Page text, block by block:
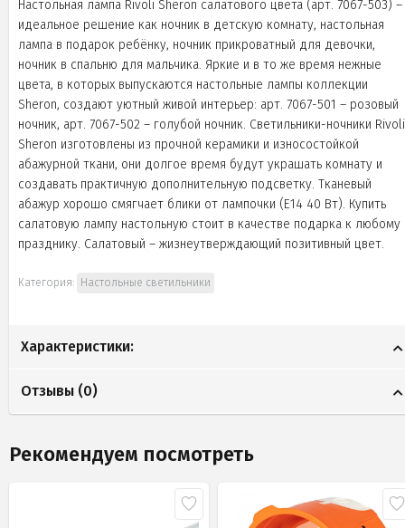
Настольная лампа Rivoli Sheron салатового цвета (арт. 7067-503) –
идеальное решение как ночник в детскую комнату, настольная
лампа в подарок ребёнку, ночник прикроватный для девочки,
ночник в спальню для мальчика. Яркие и в то же время нежные
цвета, в которых выпускаются настольные лампы коллекции
Sheron, создают уютный живой интерьер: арт. 7067-501 – розовый
ночник, арт. 7067-502 – голубой ночник. Светильники-ночники Rivoli
Sheron изготовлены из прочной керамики и износостойкой
абажурной ткани, они долгое время будут украшать комнату и
создавать практичную дополнительную подсветку. Тканевый
абажур хорошо смягчает блики от лампочки (Е14 40 Вт). Купить
салатовую лампу настольную стоит в качестве подарка к любому
празднику. Салатовый – жизнеутверждающий позитивный цвет.
Категория: Настольные светильники
Характеристики:
Отзывы (0)
Рекомендуем посмотреть